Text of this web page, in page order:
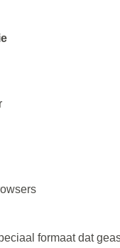
formaat dat